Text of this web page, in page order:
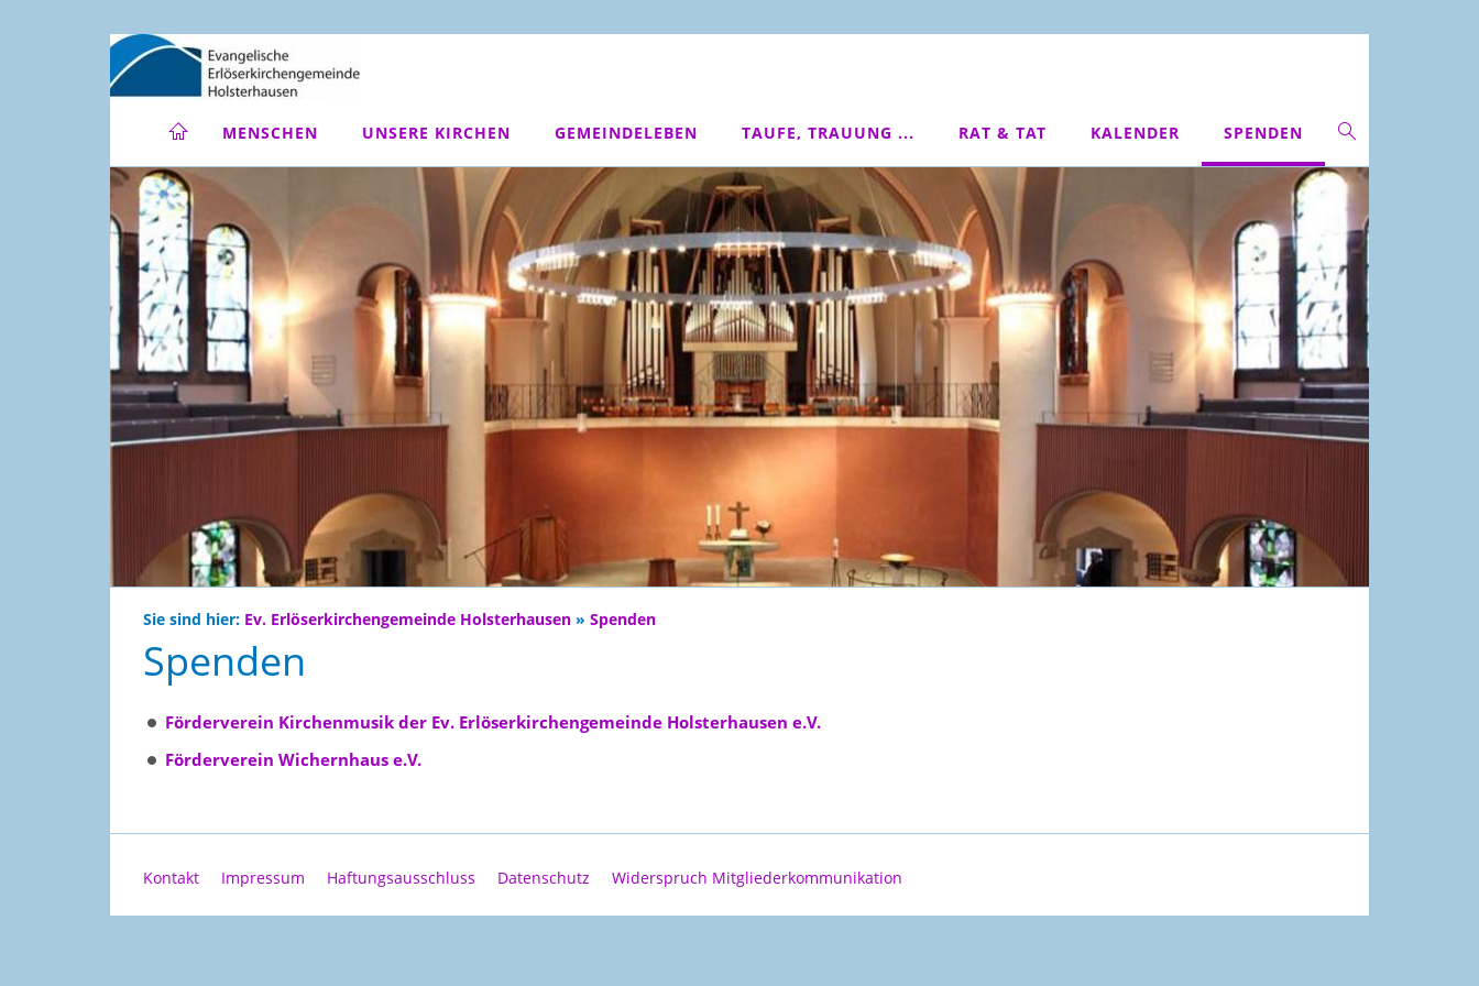
MENSCHEN UNSERE KIRCHEN GEMEINDELEBEN TAUFE, TRAUUNG ... RAT & TAT KALENDER SPENDEN
Sie sind hier: Ev. Erlöserkirchengemeinde Holsterhausen » Spenden
Spenden
Förderverein Kirchenmusik der Ev. Erlöserkirchengemeinde Holsterhausen e.V.
Förderverein Wichernhaus e.V.
Kontakt Impressum Haftungsausschluss Datenschutz Widerspruch Mitgliederkommunikation